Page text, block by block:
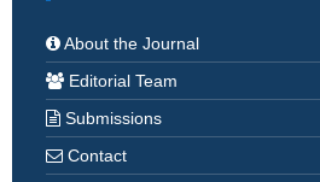
About the Journal
Editorial Team
Submissions
Contact